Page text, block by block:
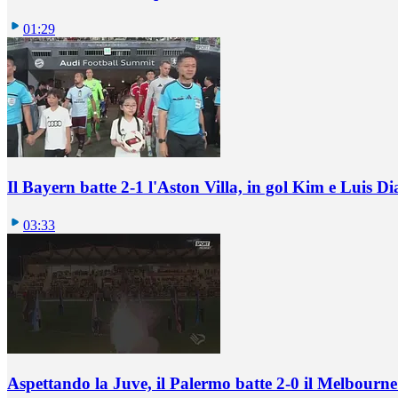
01:29
Il Bayern batte 2-1 l'Aston Villa, in gol Kim e Luis
03:33
Aspettando la Juve, il Palermo batte 2-0 il